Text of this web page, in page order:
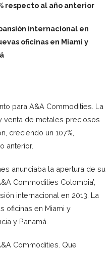
respecto al año anterior
internacional en
oficinas en Miami y
para A&A Commodities. La
venta de metales preciosos
creciendo un 107%,
anterior.
anunciaba la apertura de su
Commodities Colombia’,
internacional en 2013. La
oficinas en Miami y
y Panamá.
Commodities. Que